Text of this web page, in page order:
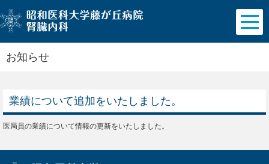
お知らせ
業績について追加をいたしました。
医局員の業績について情報の更新をいたしました。